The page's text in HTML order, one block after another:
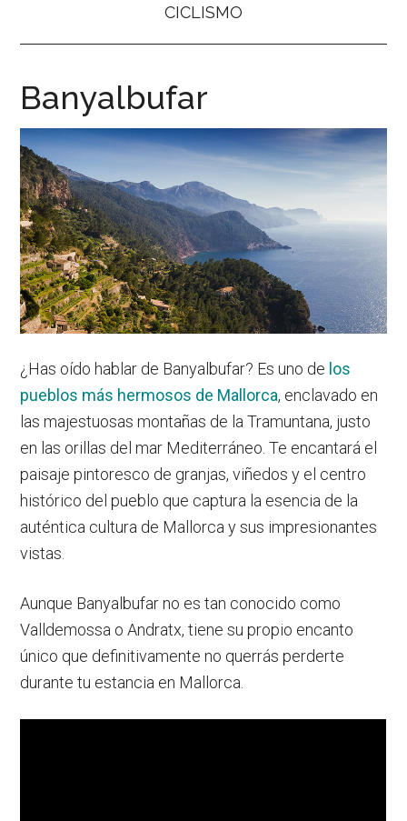
CICLISMO
Banyalbufar
¿Has oído hablar de Banyalbufar? Es uno de los
pueblos más hermosos de Mallorca, enclavado en
las majestuosas montañas de la Tramuntana, justo
en las orillas del mar Mediterráneo. Te encantará el
paisaje pintoresco de granjas, viñedos y el centro
histórico del pueblo que captura la esencia de la
auténtica cultura de Mallorca y sus impresionantes
vistas.
Aunque Banyalbufar no es tan conocido como
Valldemossa o Andratx, tiene su propio encanto
único que definitivamente no querrás perderte
durante tu estancia en Mallorca.